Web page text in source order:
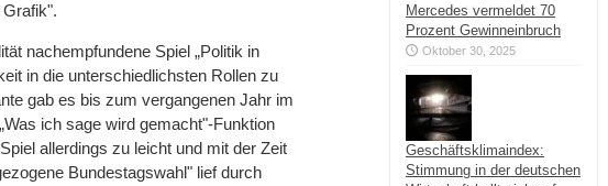
nachempfundene Spiel „Politik in
in die unterschiedlichsten Rollen zu
gab es bis zum vergangenen Jahr im
ich sage wird gemacht"-Funktion
allerdings zu leicht und mit der Zeit
Bundestagswahl" lief durch
Mercedes vermeldet 70
Prozent Gewinneinbruch
Oktober 30, 2025
Geschäftsklimaindex:
Stimmung in der deutschen